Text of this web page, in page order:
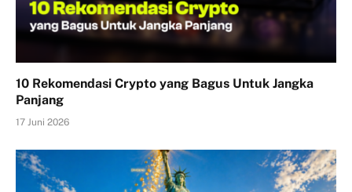
10 Rekomendasi Crypto yang Bagus Untuk Jangka
Panjang
17 Juni 2026